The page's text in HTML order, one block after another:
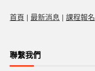
首頁 | 最新消息 | 課程報名
聯繫我們